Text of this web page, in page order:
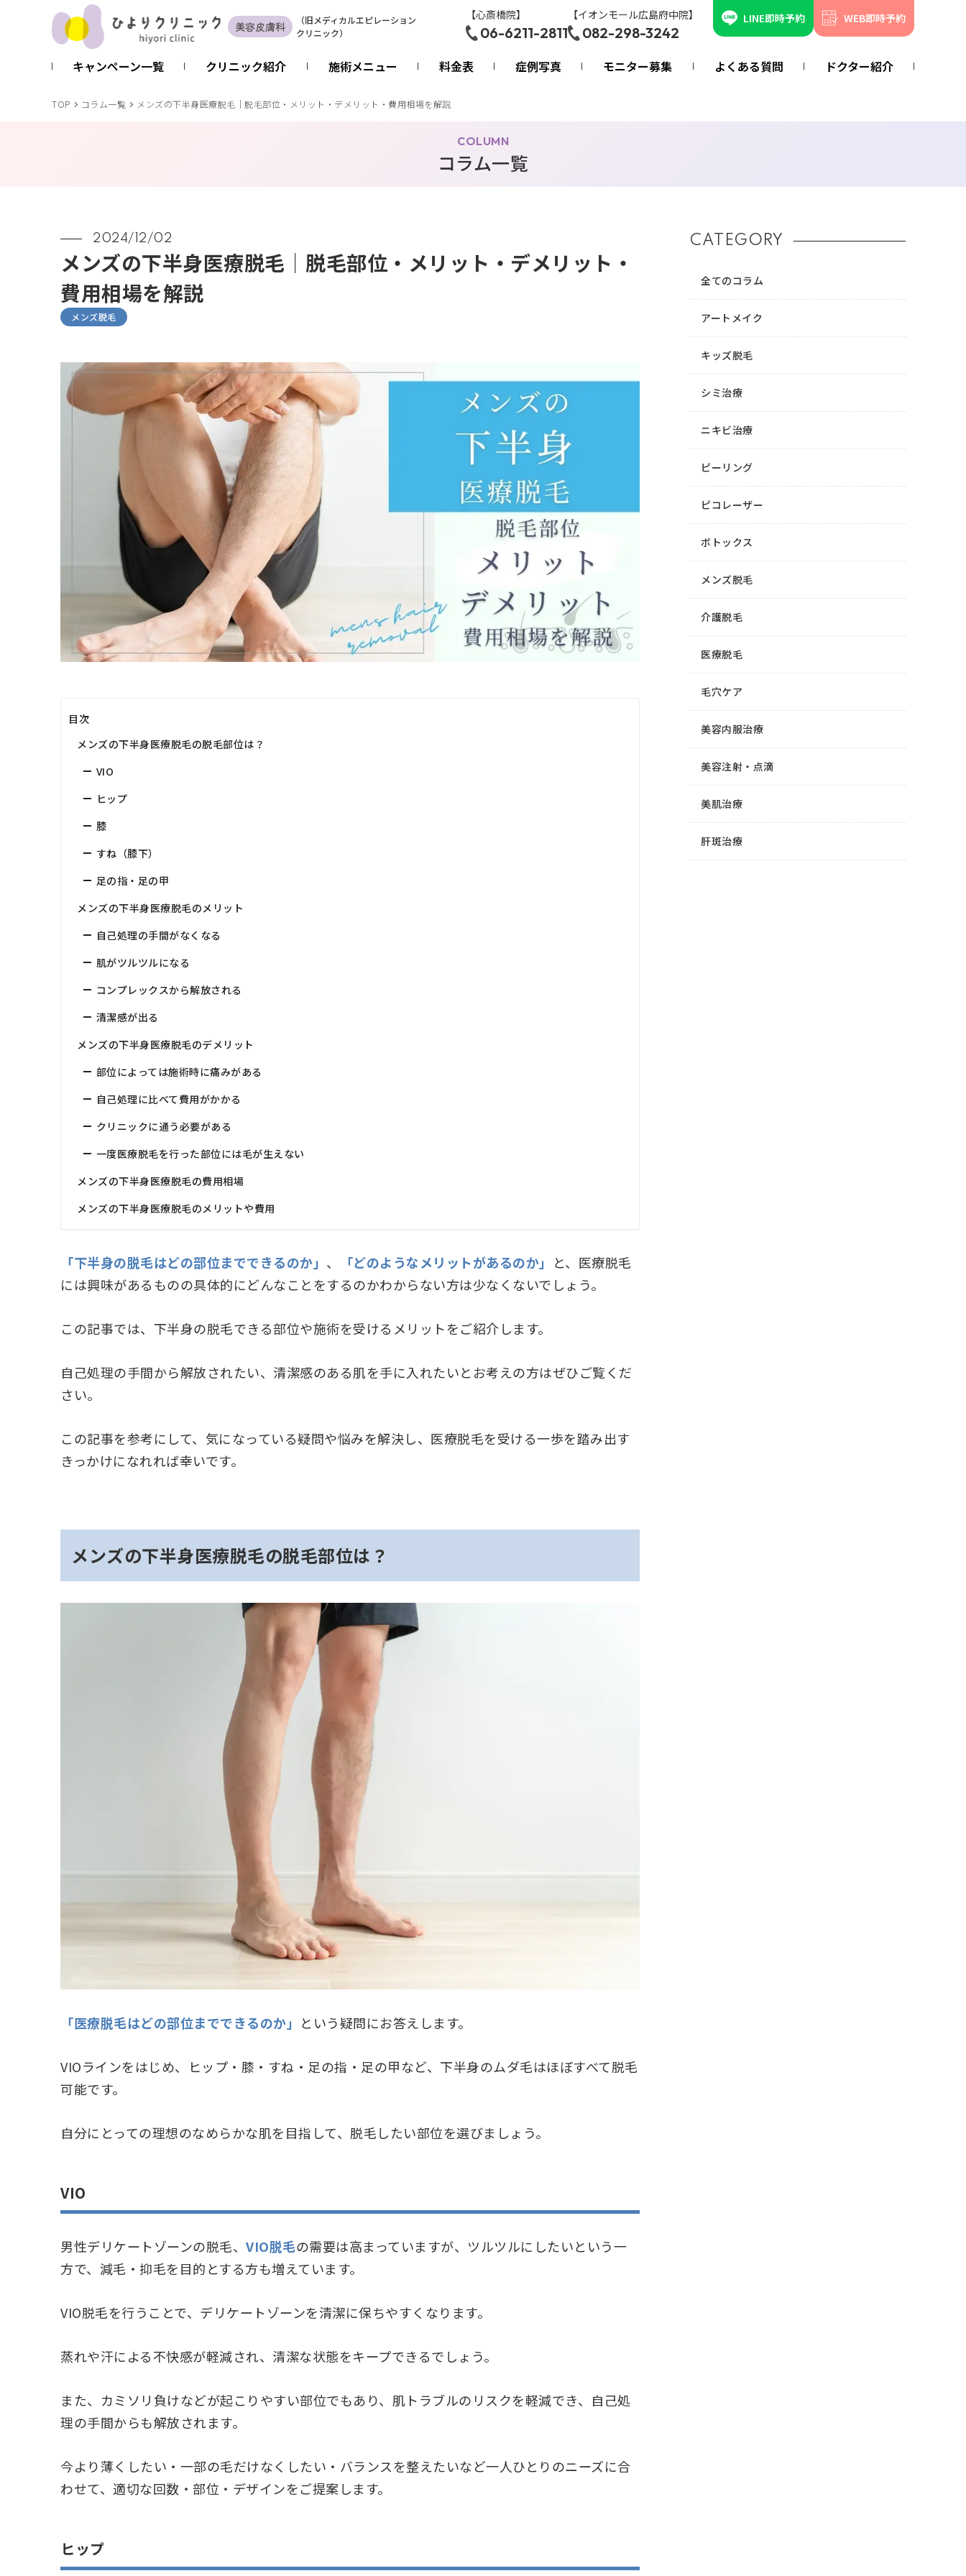
美容皮膚科 （旧メディカルエピレーション
クリニック）
【心斎橋院】
06-6211-2811
【イオンモール広島府中院】
082-298-3242
LINE即時予約 WEB即時予約
キャンペーン一覧 クリニック紹介 施術メニュー 料金表 症例写真 モニター募集 よくある質問 ドクター紹介
TOP コラム一覧 メンズの下半身医療脱毛｜脱毛部位・メリット・デメリット・費用相場を解説
COLUMN
コラム一覧
2024/12/02
メンズの下半身医療脱毛｜脱毛部位・メリット・デメリット・
費用相場を解説
メンズ脱毛
目次
メンズの下半身医療脱毛の脱毛部位は？
VIO
ヒップ
膝
すね（膝下）
足の指・足の甲
メンズの下半身医療脱毛のメリット
自己処理の手間がなくなる
肌がツルツルになる
コンプレックスから解放される
清潔感が出る
メンズの下半身医療脱毛のデメリット
部位によっては施術時に痛みがある
自己処理に比べて費用がかかる
クリニックに通う必要がある
一度医療脱毛を行った部位には毛が生えない
メンズの下半身医療脱毛の費用相場
メンズの下半身医療脱毛のメリットや費用
「下半身の脱毛はどの部位までできるのか」 、 「どのようなメリットがあるのか」 と、医療脱毛
には興味があるものの具体的にどんなことをするのかわからない方は少なくないでしょう。
この記事では、下半身の脱毛できる部位や施術を受けるメリットをご紹介します。
自己処理の手間から解放されたい、清潔感のある肌を手に入れたいとお考えの方はぜひご覧くだ
さい。
この記事を参考にして、気になっている疑問や悩みを解決し、医療脱毛を受ける一歩を踏み出す
きっかけになれれば幸いです。
メンズの下半身医療脱毛の脱毛部位は？
「医療脱毛はどの部位までできるのか」 という疑問にお答えします。
VIOラインをはじめ、ヒップ・膝・すね・足の指・足の甲など、下半身のムダ毛はほぼすべて脱毛
可能です。
自分にとっての理想のなめらかな肌を目指して、脱毛したい部位を選びましょう。
VIO
男性デリケートゾーンの脱毛、 VIO脱毛の需要は高まっていますが、ツルツルにしたいという一
方で、減毛・抑毛を目的とする方も増えています。
VIO脱毛を行うことで、デリケートゾーンを清潔に保ちやすくなります。
蒸れや汗による不快感が軽減され、清潔な状態をキープできるでしょう。
また、カミソリ負けなどが起こりやすい部位でもあり、肌トラブルのリスクを軽減でき、自己処
理の手間からも解放されます。
今より薄くしたい・一部の毛だけなくしたい・バランスを整えたいなど一人ひとりのニーズに合
わせて、適切な回数・部位・デザインをご提案します。
ヒップ
CATEGORY
全てのコラム
アートメイク
キッズ脱毛
シミ治療
ニキビ治療
ピーリング
ピコレーザー
ボトックス
メンズ脱毛
介護脱毛
医療脱毛
毛穴ケア
美容内服治療
美容注射・点滴
美肌治療
肝斑治療